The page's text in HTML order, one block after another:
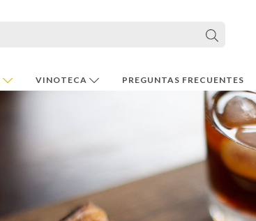
VINOTECA PREGUNTAS FRECUENTES